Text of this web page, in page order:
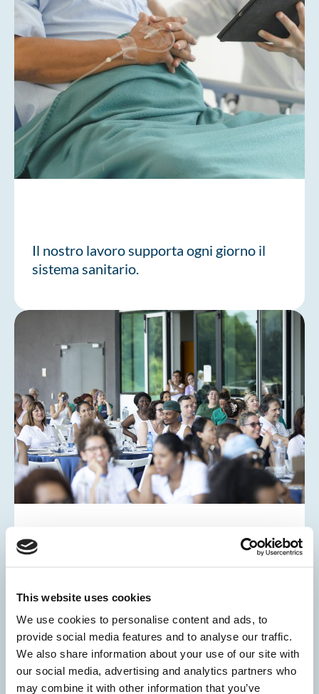
This website uses cookies
We use cookies to personalise content and ads, to
provide social media features and to analyse our traffic.
We also share information about your use of our site with
our social media, advertising and analytics partners who
may combine it with other information that you’ve
Il nostro lavoro supporta ogni giorno il
sistema sanitario.
in ogni ambiente di lavoro.